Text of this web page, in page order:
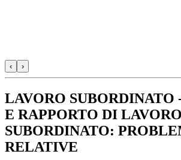
‹ ›
LAVORO SUBORDINATO
E RAPPORTO DI LAVORO
SUBORDINATO:
RELATIVE